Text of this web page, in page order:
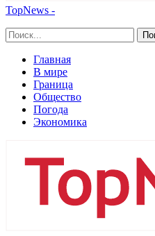
TopNews -
Главная
В мире
Граница
Общество
Погода
Экономика